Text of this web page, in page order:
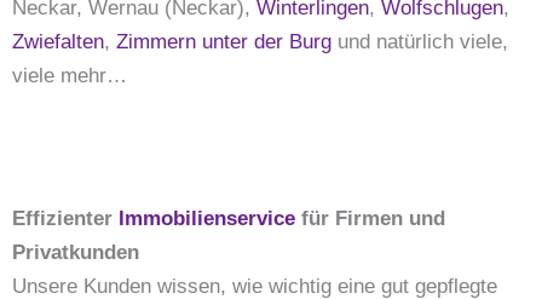
Neckar, Wernau (Neckar), Winterlingen, Wolfschlugen,
Zwiefalten, Zimmern unter der Burg und natürlich viele,
viele mehr…
Effizienter Immobilienservice für Firmen und
Privatkunden
Unsere Kunden wissen, wie wichtig eine gut gepflegte